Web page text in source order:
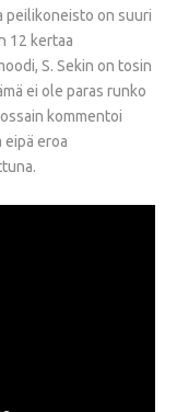
peilikoneisto on suuri
12 kertaa
S. Sekin on tosin
ei ole paras runko
kommentoi
eipä eroa